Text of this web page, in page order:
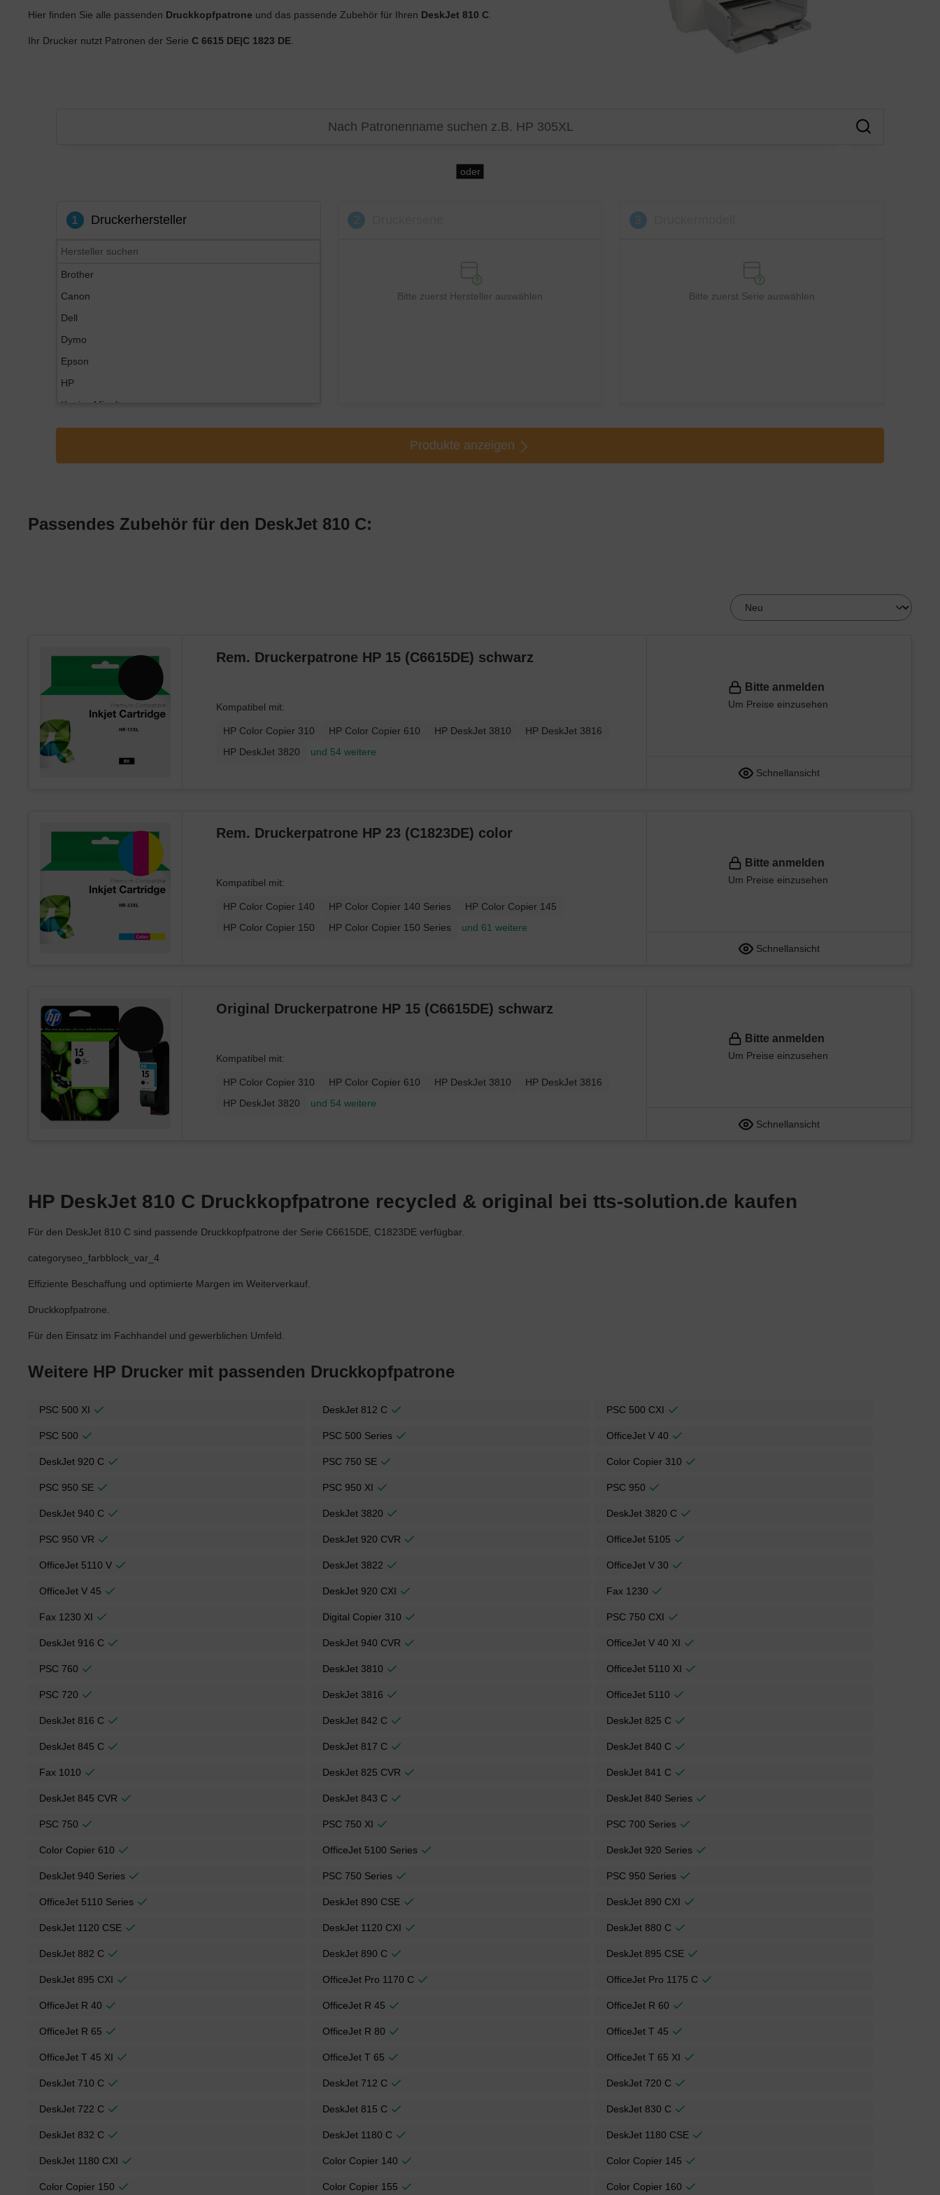
Hier finden Sie alle passenden Druckkopfpatrone und das passende Zubehör für Ihren DeskJet 810 C
Ihr Drucker nutzt Patronen der Serie C 6615 DE|C 1823 DE
oder
1 Druckerhersteller
Brother
Canon
Dell
Dymo
Epson
HP
Konica Minolta
Kyocera
Bitte zuerst Hersteller auswählen Bitte zuerst Serie auswählen
Produkte anzeigen
Passendes Zubehör für den DeskJet 810 C:
Rem. Druckerpatrone HP 15 (C6615DE) schwarz
Kompatibel mit:
HP Color Copier 310 HP Color Copier 610 HP DeskJet 3810
HP DeskJet 3816
HP DeskJet 3820
und 54 weitere
Bitte anmelden
Um Preise einzusehen
Schnellansicht
Rem. Druckerpatrone HP 23 (C1823DE) color
Kompatibel mit:
HP Color Copier 140 HP Color Copier 140 Series
HP Color Copier 145
HP Color Copier 150
HP Color Copier 150 Series und 61 weitere
Bitte anmelden
Um Preise einzusehen
Schnellansicht
Original Druckerpatrone HP 15 (C6615DE) schwarz
Kompatibel mit:
HP Color Copier 310 HP Color Copier 610 HP DeskJet 3810
HP DeskJet 3816
HP DeskJet 3820
und 54 weitere
Bitte anmelden
Um Preise einzusehen
Schnellansicht
HP DeskJet 810 C Druckkopfpatrone recycled & original bei tts-solution.de kaufen
Für den DeskJet 810 C sind passende Druckkopfpatrone der Serie C6615DE, C1823DE verfügbar.
categoryseo_farbblock_var_4
Effiziente Beschaffung und optimierte Margen im Weiterverkauf.
Druckkopfpatrone.
Für den Einsatz im Fachhandel und gewerblichen Umfeld.
Weitere HP Drucker mit passenden Druckkopfpatrone
PSC 500 XI DeskJet 812 C PSC 500 CXI
PSC 500 PSC 500 Series OfficeJet V 40
DeskJet 920 C PSC 750 SE Color Copier 310
PSC 950 SE PSC 950 XI PSC 950
DeskJet 940 C DeskJet 3820 DeskJet 3820 C
PSC 950 VR DeskJet 920 CVR OfficeJet 5105
OfficeJet 5110 V DeskJet 3822 OfficeJet V 30
OfficeJet V 45 DeskJet 920 CXI Fax 1230
Fax 1230 XI Digital Copier 310 PSC 750 CXI
DeskJet 916 C DeskJet 940 CVR OfficeJet V 40 XI
PSC 760 DeskJet 3810 OfficeJet 5110 XI
PSC 720 DeskJet 3816 OfficeJet 5110
DeskJet 816 C DeskJet 842 C DeskJet 825 C
DeskJet 845 C DeskJet 817 C DeskJet 840 C
Fax 1010 DeskJet 825 CVR DeskJet 841 C
DeskJet 845 CVR DeskJet 843 C DeskJet 840 Series
PSC 750 PSC 750 XI PSC 700 Series
Color Copier 610 OfficeJet 5100 Series DeskJet 920 Series
DeskJet 940 Series PSC 750 Series PSC 950 Series
OfficeJet 5110 Series DeskJet 890 CSE DeskJet 890 CXI
DeskJet 1120 CSE DeskJet 1120 CXI DeskJet 880 C
DeskJet 882 C DeskJet 890 C DeskJet 895 CSE
DeskJet 895 CXI OfficeJet Pro 1170 C OfficeJet Pro 1175 C
OfficeJet R 40 OfficeJet R 45 OfficeJet R 60
OfficeJet R 65 OfficeJet R 80 OfficeJet T 45
OfficeJet T 45 XI OfficeJet T 65 OfficeJet T 65 XI
DeskJet 710 C DeskJet 712 C DeskJet 720 C
DeskJet 722 C DeskJet 815 C DeskJet 830 C
DeskJet 832 C DeskJet 1180 C DeskJet 1180 CSE
DeskJet 1180 CXI Color Copier 140 Color Copier 145
Color Copier 150 Color Copier 155 Color Copier 160